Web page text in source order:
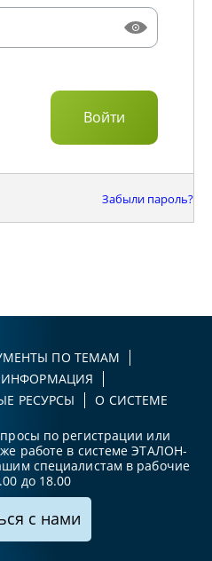
Забыли пароль?
ПО ТЕМАМ
ИНФОРМАЦИЯ
РЕСУРСЫ
О СИСТЕМЕ
по регистрации или
работе в системе ЭТАЛОН-
специалистам в рабочие
до 18.00
с нами